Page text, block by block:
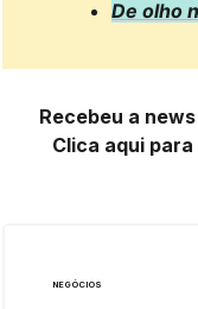
De olho
Recebeu a
Clica aqui
NEGÓCIOS